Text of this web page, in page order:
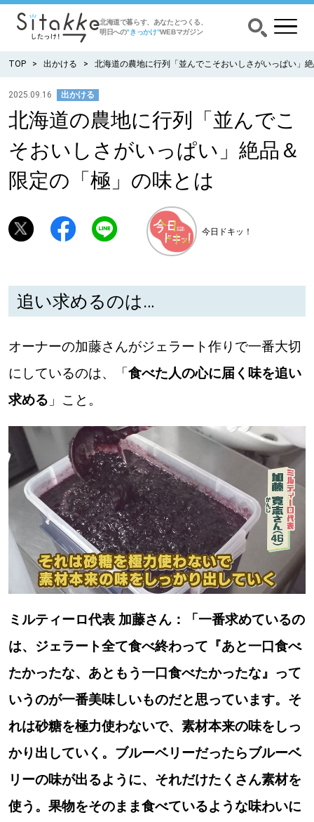
北海道で暮らす、あなたとつくる、
明日への”きっかけ”WEBマガジン
CATEGORY カテゴリー
食べる
暮らす
育む
深める
SitakkeTV
LOCAL ローカルエリア
all
札幌
道北
道南
道東
道央
KEYWORD キーワード
Sitakke編集部あい
【いろんな価値観や生き方に触れたい】
TOP 出かける 北海道の農地に行列「並んでこそおいしさがいっぱい」
2025.09.16 出かける
北海道の農地に行列「並んでこ
そおいしさがいっぱい」絶品＆
限定の「極」の味とは
今日ドキッ！
追い求めるのは…
オーナーの加藤さんがジェラート作りで一番大切
にしているのは、「食べた人の心に届く味を追い
求める 」こと。
ミルティーロ代表 加藤さん：「一番求めているの
は、ジェラート全て食べ終わって『あと一口食べ
たかったな、あともう一口食べたかったな』って
いうのが一番美味しいものだと思っています。そ
れは砂糖を極力使わないで、素材本来の味をしっ
かり出していく。ブルーベリーだったらブルーベ
リーの味が出るように、それだけたくさん素材を
使う。果物をそのまま食べているような味わいに